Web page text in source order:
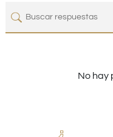
No hay